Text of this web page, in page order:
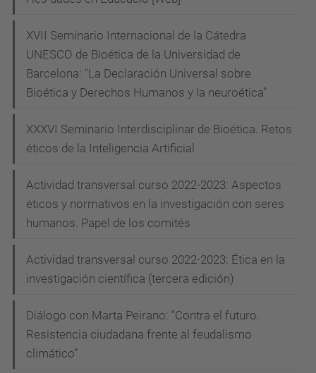
XVII Seminario Internacional de la Cátedra
UNESCO de Bioética de la Universidad de
Barcelona: "La Declaración Universal sobre
Bioética y Derechos Humanos y la neuroética"
XXXVI Seminario Interdisciplinar de Bioética. Retos
éticos de la Inteligencia Artificial
Actividad transversal curso 2022-2023: Aspectos
éticos y normativos en la investigación con seres
humanos. Papel de los comités
Actividad transversal curso 2022-2023: Ética en la
investigación científica (tercera edición)
Diálogo con Marta Peirano: "Contra el futuro.
Resistencia ciudadana frente al feudalismo
climático"